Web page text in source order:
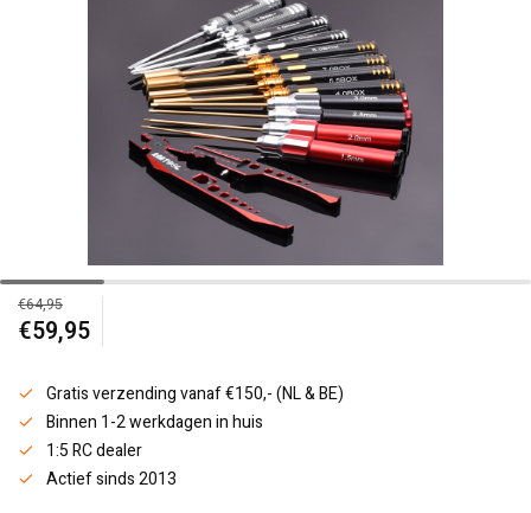
€64,95
€59,95
Gratis verzending vanaf €150,- (NL & BE)
Binnen 1-2 werkdagen in huis
1:5 RC dealer
Actief sinds 2013